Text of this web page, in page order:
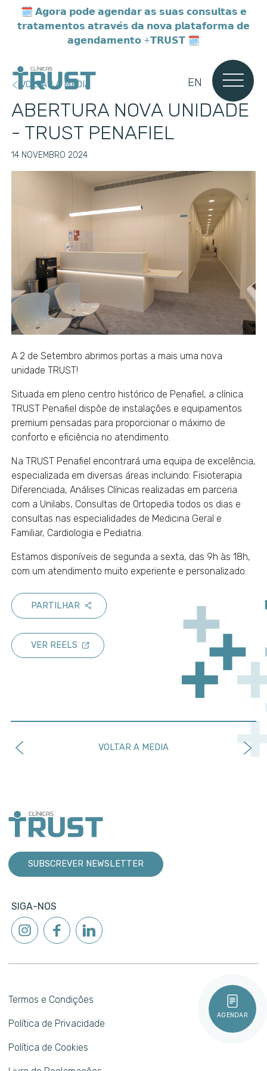
🗓️ 𝗔𝗴𝗼𝗿𝗮 𝗽𝗼𝗱𝗲 𝗮𝗴𝗲𝗻𝗱𝗮𝗿 𝗮𝘀 𝘀𝘂𝗮𝘀 𝗰𝗼𝗻𝘀𝘂𝗹𝘁𝗮𝘀 𝗲
𝘁𝗿𝗮𝘁𝗮𝗺𝗲𝗻𝘁𝗼𝘀 𝗮𝘁𝗿𝗮𝘃𝗲́𝘀 𝗱𝗮 𝗻𝗼𝘃𝗮 𝗽𝗹𝗮𝘁𝗮𝗳𝗼𝗿𝗺𝗮 𝗱𝗲
𝗮𝗴𝗲𝗻𝗱𝗮𝗺𝗲𝗻𝘁𝗼 +𝗧𝗥𝗨𝗦𝗧 🗓️
EN
AGENDAR
VOLTAR A MEDIA
ABERTURA NOVA UNIDADE
- TRUST PENAFIEL
14 NOVEMBRO 2024
A 2 de Setembro abrimos portas a mais uma nova
unidade TRUST!
Situada em pleno centro histórico de Penafiel, a clínica
TRUST Penafiel dispõe de instalações e equipamentos
premium pensadas para proporcionar o máximo de
conforto e eficiência no atendimento.
Na TRUST Penafiel encontrará uma equipa de excelência,
especializada em diversas áreas incluindo: Fisioterapia
Diferenciada, Análises Clínicas realizadas em parceria
com a Unilabs, Consultas de Ortopedia todos os dias e
consultas nas especialidades de Medicina Geral e
Familiar, Cardiologia e Pediatria.
Estamos disponíveis de segunda a sexta, das 9h às 18h,
com um atendimento muito experiente e personalizado.
PARTILHAR
VER REELS
VOLTAR A MEDIA
SUBSCREVER NEWSLETTER
SIGA-NOS
Termos e Condições
Política de Privacidade
Política de Cookies